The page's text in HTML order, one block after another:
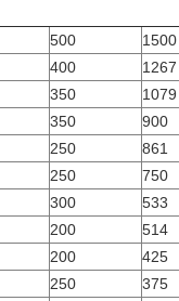
500 1500
400 1267
350 1079
350 900
250 861
250 750
300 533
200 514
200 425
250 375